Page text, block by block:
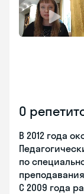
О
В 2012 года
по
С 2009 года